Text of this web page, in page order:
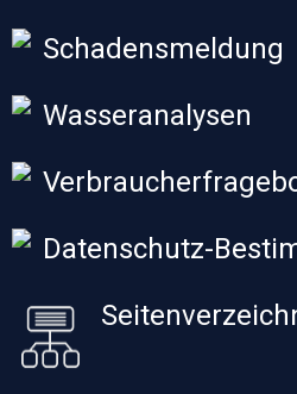
Schadensmeldung
Wasseranalysen
Datenschutz-